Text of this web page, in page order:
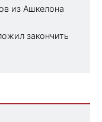
из Ашкелона
закончить